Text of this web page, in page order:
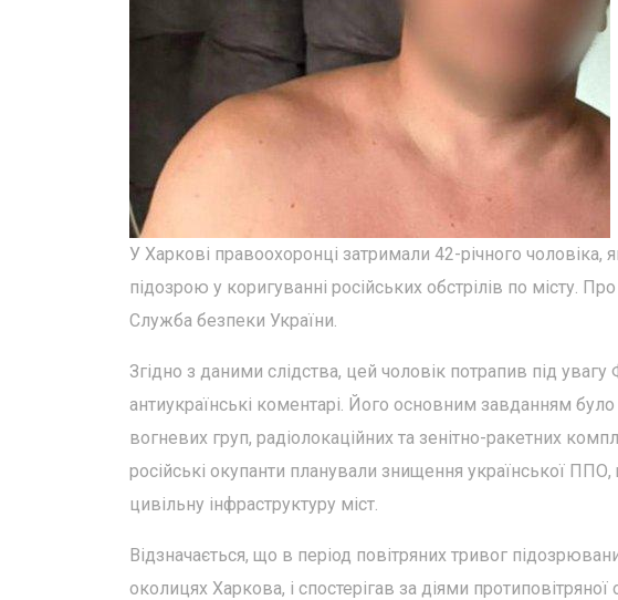
У Харкові правоохоронці затримали 42-річного
підозрою у коригуванні російських обстрілів по місту.
Служба безпеки України.
Згідно з даними слідства, цей чоловік потрапив під
антиукраїнські коментарі. Його основним завданням
вогневих груп, радіолокаційних та зенітно-ракетних
російські окупанти планували знищення української
цивільну інфраструктуру міст.
Відзначається, що в період повітряних тривог
околицях Харкова, і спостерігав за діями